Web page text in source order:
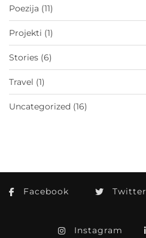
Poezija (11)
Projekti (1)
Stories (6)
Travel (1)
Uncategorized (16)
Facebook Twitter
Instagram